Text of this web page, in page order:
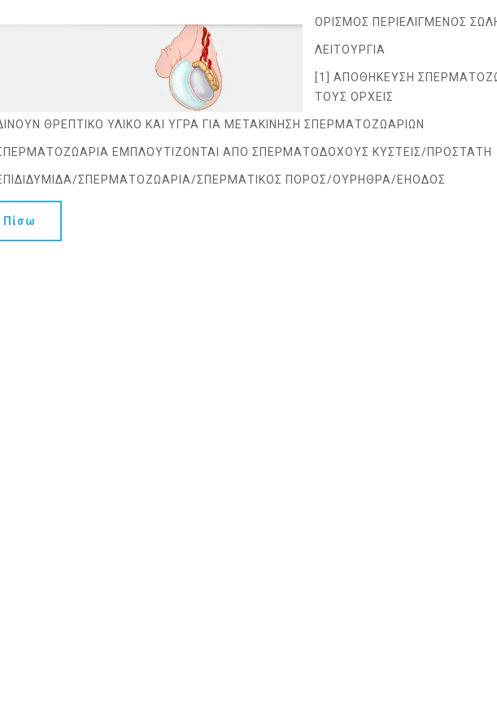
ΟΡΙΣΜΟΣ ΠΕΡΙΕΛΙΓΜΕΝΟΣ
ΛΕΙΤΟΥΡΓΙΑ
[1] ΑΠΟΘΗΚΕΥΣΗ
ΤΟΥΣ ΟΡΧΕΙΣ
ΘΡΕΠΤΙΚΟ ΥΛΙΚΟ ΚΑΙ ΥΓΡΑ ΓΙΑ ΜΕΤΑΚΙΝΗΣΗ ΣΠΕΡΜΑΤΟΖΩΑΡΙΩΝ
ΕΜΠΛΟΥΤΙΖΟΝΤΑΙ ΑΠΟ ΣΠΕΡΜΑΤΟΔΟΧΟΥΣ ΚΥΣΤΕΙΣ/ΠΡΟΣΤΑΤΗ
ΣΠΕΡΜΑΤΟΖΩΑΡΙΑ/ΣΠΕΡΜΑΤΙΚΟΣ ΠΟΡΟΣ/ΟΥΡΗΘΡΑ/ΕΗΟΔΟΣ
Πίσω